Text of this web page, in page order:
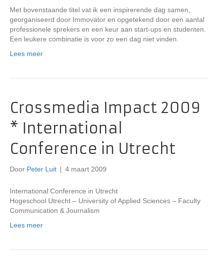
Met bovenstaande titel vat ik een inspirerende dag samen,
georganiseerd door Immovator en opgetekend door een aantal
professionele sprekers en een keur aan start-ups en studenten.
Een leukere combinatie is voor zo een dag niet vinden.
Lees meer
Crossmedia Impact 2009
* International
Conference in Utrecht
Door Peter Luit | 4 maart 2009
International Conference in Utrecht
Hogeschool Utrecht – University of Applied Sciences – Faculty
Communication & Journalism
Lees meer